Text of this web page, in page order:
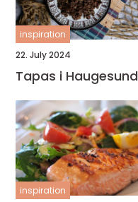
inspiration
22. July 2024
Tapas i Haugesund
inspiration